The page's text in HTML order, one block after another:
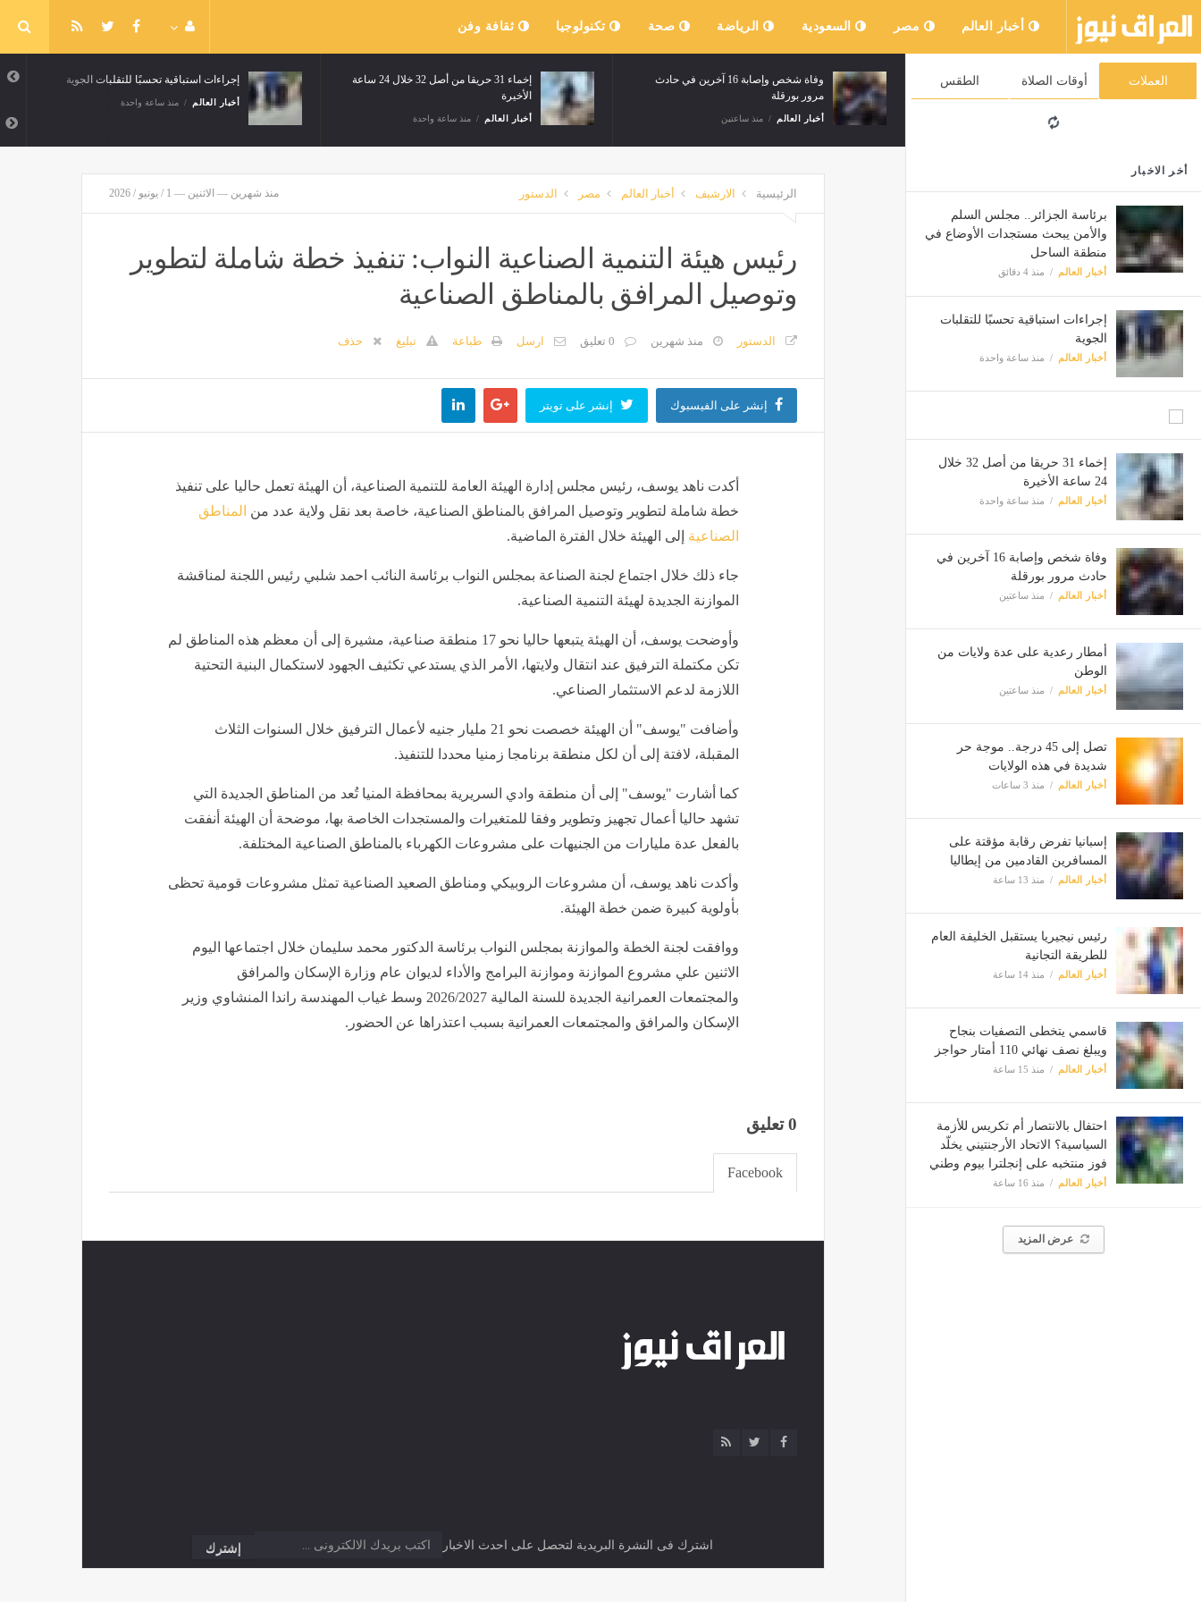
أخبار العالم مصر السعودية الرياضة صحة تكنولوجيا ثقافة وفن
العملات أوقات الصلاة الطقس
أخر الاخبار
برئاسة الجزائر.. مجلس السلم
والأمن يبحث مستجدات الأوضاع في
منطقة الساحل
أخبار العالم منذ 4 دقائق
إجراءات استباقية تحسبًا للتقلبات
الجوية
أخبار العالم منذ ساعة واحدة
إخماء 31 حريقا من أصل 32 خلال
24 ساعة الأخيرة
أخبار العالم منذ ساعة واحدة
وفاة شخص وإصابة 16 آخرين في
حادث مرور بورقلة
أخبار العالم منذ ساعتين
أمطار رعدية على عدة ولايات من
الوطن
أخبار العالم منذ ساعتين
تصل إلى 45 درجة.. موجة حر
شديدة في هذه الولايات
أخبار العالم منذ 3 ساعات
إسبانيا تفرض رقابة مؤقتة على
المسافرين القادمين من إيطاليا
أخبار العالم منذ 13 ساعة
رئيس نيجيريا يستقبل الخليفة العام
للطريقة التجانية
أخبار العالم منذ 14 ساعة
قاسمي يتخطى التصفيات بنجاح
ويبلغ نصف نهائي 110 أمتار حواجز
أخبار العالم منذ 15 ساعة
احتفال بالانتصار أم تكريس للأزمة
السياسية؟ الاتحاد الأرجنتيني يخلّد
فوز منتخبه على إنجلترا بيوم وطني
أخبار العالم منذ 16 ساعة
عرض المزيد
إجراءات استباقية تحسبًا للتقلبات الجوية
أخبار العالم منذ ساعة واحدة
إخماء 31 حريقا من أصل 32 خلال 24 ساعة
الأخيرة
أخبار العالم منذ ساعة واحدة
وفاة شخص وإصابة 16 آخرين في حادث
مرور بورقلة
أخبار العالم منذ ساعتين
أمطار رعدية على عدة ولايات من الوطن
أخبار العالم منذ ساعتين
الرئيسية الارشيف أخبار العالم مصر الدستور منذ شهرين — الاثنين — 1 / يونيو / 2026
رئيس هيئة التنمية الصناعية النواب: تنفيذ خطة شاملة لتطوير
وتوصيل المرافق بالمناطق الصناعية
الدستور منذ شهرين 0 تعليق ارسل طباعة تبليغ حذف
إنشر على الفيسبوك إنشر على تويتر
أكدت ناهد يوسف، رئيس مجلس إدارة الهيئة العامة للتنمية الصناعية، أن الهيئة تعمل حاليا على تنفيذ
خطة شاملة لتطوير وتوصيل المرافق بالمناطق الصناعية، خاصة بعد نقل ولاية عدد من المناطق
الصناعية إلى الهيئة خلال الفترة الماضية.
جاء ذلك خلال اجتماع لجنة الصناعة بمجلس النواب برئاسة النائب احمد شلبي رئيس اللجنة لمناقشة
الموازنة الجديدة لهيئة التنمية الصناعية.
وأوضحت يوسف، أن الهيئة يتبعها حاليا نحو 17 منطقة صناعية، مشيرة إلى أن معظم هذه المناطق لم
تكن مكتملة الترفيق عند انتقال ولايتها، الأمر الذي يستدعي تكثيف الجهود لاستكمال البنية التحتية
اللازمة لدعم الاستثمار الصناعي.
وأضافت "يوسف" أن الهيئة خصصت نحو 21 مليار جنيه لأعمال الترفيق خلال السنوات الثلاث
المقبلة، لافتة إلى أن لكل منطقة برنامجا زمنيا محددا للتنفيذ.
كما أشارت "يوسف" إلى أن منطقة وادي السريرية بمحافظة المنيا تُعد من المناطق الجديدة التي
تشهد حاليا أعمال تجهيز وتطوير وفقا للمتغيرات والمستجدات الخاصة بها، موضحة أن الهيئة أنفقت
بالفعل عدة مليارات من الجنيهات على مشروعات الكهرباء بالمناطق الصناعية المختلفة.
وأكدت ناهد يوسف، أن مشروعات الروبيكي ومناطق الصعيد الصناعية تمثل مشروعات قومية تحظى
بأولوية كبيرة ضمن خطة الهيئة.
ووافقت لجنة الخطة والموازنة بمجلس النواب برئاسة الدكتور محمد سليمان خلال اجتماعها اليوم
الاثنين علي مشروع الموازنة وموازنة البرامج والأداء لديوان عام وزارة الإسكان والمرافق
والمجتمعات العمرانية الجديدة للسنة المالية 2026/2027 وسط غياب المهندسة راندا المنشاوي وزير
الإسكان والمرافق والمجتمعات العمرانية بسبب اعتذراها عن الحضور.
0 تعليق
Facebook
اشترك فى النشرة البريدية لتحصل على احدث الاخبار